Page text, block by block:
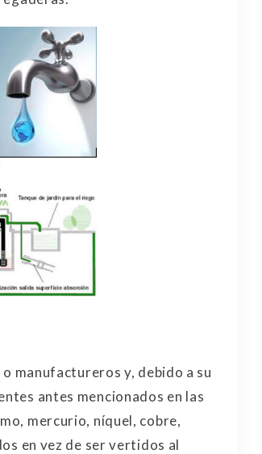
manufactureros y, debido a su
antes mencionados en las
mercurio, níquel, cobre,
en vez de ser vertidos al